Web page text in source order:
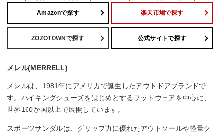
Amazonで探す 楽天市場で探す
ZOZOTOWNで探す 公式サイトで探す
メレル(MERRELL)
メレルは、1981年にアメリカで誕生したアウトドアブランドで
す。ハイキングシューズをはじめとするフットウェアを中心に、
世界160か国以上で展開しています。
スポーツサンダルは、グリップ力に優れたアウトソールや軽量ク